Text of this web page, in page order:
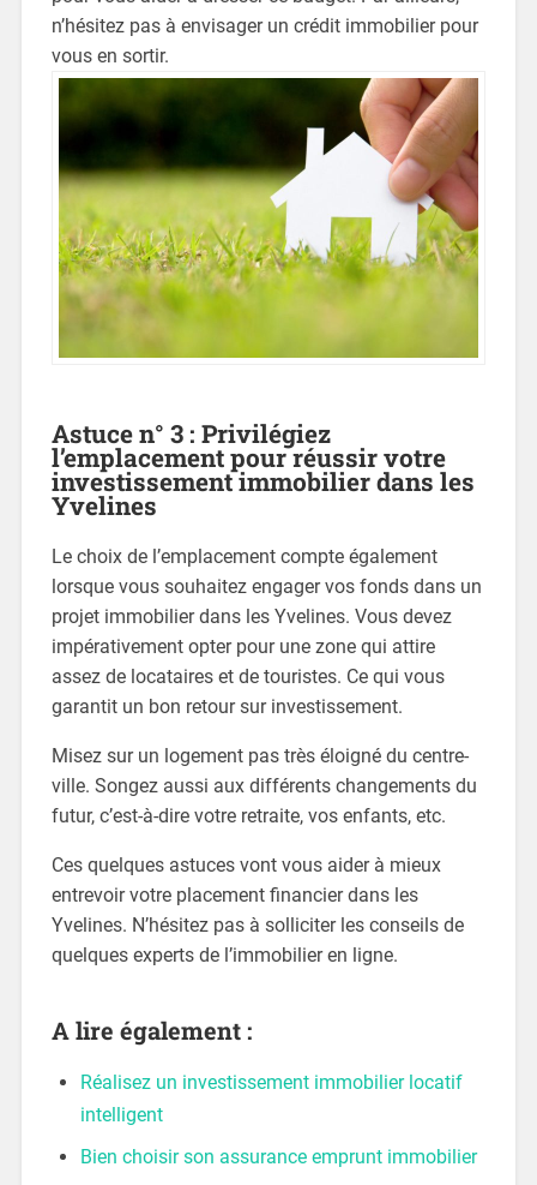
n’hésitez pas à envisager un crédit immobilier pour
vous en sortir.
Astuce n° 3 : Privilégiez
l’emplacement pour réussir votre
investissement immobilier dans les
Yvelines
Le choix de l’emplacement compte également
lorsque vous souhaitez engager vos fonds dans un
projet immobilier dans les Yvelines. Vous devez
impérativement opter pour une zone qui attire
assez de locataires et de touristes. Ce qui vous
garantit un bon retour sur investissement.
Misez sur un logement pas très éloigné du centre-
ville. Songez aussi aux différents changements du
futur, c’est-à-dire votre retraite, vos enfants, etc.
Ces quelques astuces vont vous aider à mieux
entrevoir votre placement financier dans les
Yvelines. N’hésitez pas à solliciter les conseils de
quelques experts de l’immobilier en ligne.
A lire également :
Réalisez un investissement immobilier locatif
intelligent
Bien choisir son assurance emprunt immobilier